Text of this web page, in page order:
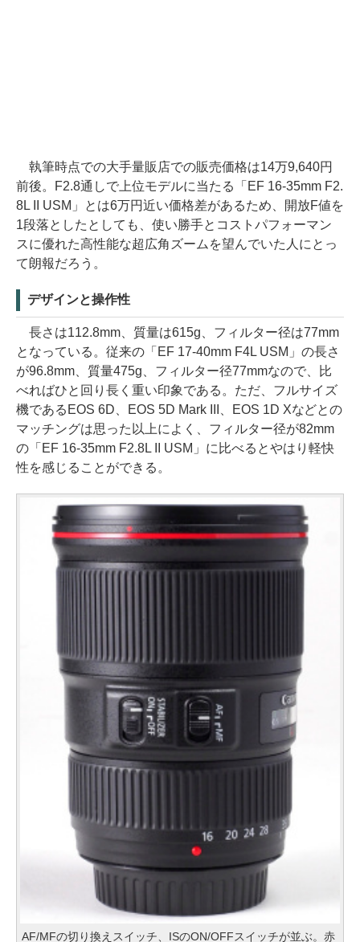
執筆時点での大手量販店での販売価格は14万9,640円
前後。F2.8通しで上位モデルに当たる「EF 16-35mm F2.
8L II USM」とは6万円近い価格差があるため、開放F値を
1段落としたとしても、使い勝手とコストパフォーマン
スに優れた高性能な超広角ズームを望んでいた人にとっ
て朗報だろう。
デザインと操作性
長さは112.8mm、質量は615g、フィルター径は77mm
となっている。従来の「EF 17-40mm F4L USM」の長さ
が96.8mm、質量475g、フィルター径77mmなので、比
べればひと回り長く重い印象である。ただ、フルサイズ
機であるEOS 6D、EOS 5D Mark III、EOS 1D Xなどとの
マッチングは思った以上によく、フィルター径が82mm
の「EF 16-35mm F2.8L II USM」に比べるとやはり軽快
性を感じることができる。
AF/MFの切り換えスイッチ、ISのON/OFFスイッチが並ぶ。赤